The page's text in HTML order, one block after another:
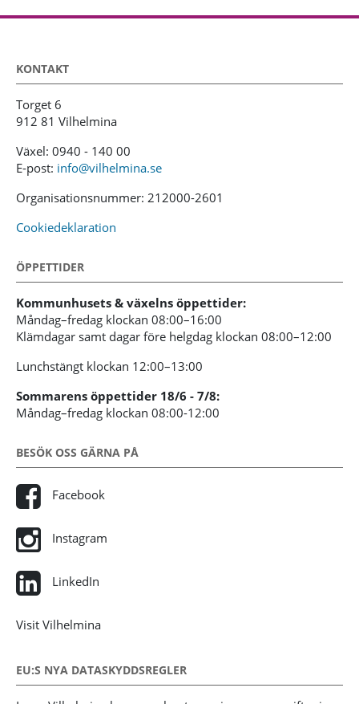
KONTAKT
Torget 6
912 81 Vilhelmina
Växel: 0940 - 140 00
E-post: info@vilhelmina.se
Organisationsnummer: 212000-2601
Cookiedeklaration
ÖPPETTIDER
Kommunhusets & växelns öppettider:
Måndag–fredag klockan 08:00–16:00
Klämdagar samt dagar före helgdag klockan 08:00–12:00
Lunchstängt klockan 12:00–13:00
Sommarens öppettider 18/6 - 7/8:
Måndag–fredag klockan 08:00-12:00
BESÖK OSS GÄRNA PÅ
Facebook
Instagram
LinkedIn
Visit Vilhelmina
EU:S NYA DATASKYDDSREGLER